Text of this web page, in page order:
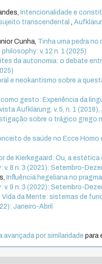
Intencionalidade e
transcendental
,
Cunha, Tinha uma pedra
v. 12 n. 1 (2025)
da autonomia: o debate
e neokantismo sobre a
como gesto: Experiência da
Aufklärung. v. 5, n. 1 (2018),
sobre o trágico grego
de saúde no Ecce Homo
de Kierkegaard: Ou, a
8 n. 3 (2021): Setembro-
Influência hegeliana no
9 n. 3 (2022): Setembro-
Vida da Mente: sistemas de
Janeiro-Abril
avançada por similaridade para